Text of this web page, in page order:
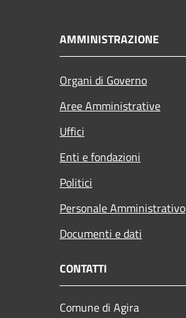
AMMINISTRAZIONE
Organi di Governo
Aree Amministrative
Uffici
Enti e fondazioni
Politici
Personale Amministrativo
Documenti e dati
CONTATTI
Comune di Agira